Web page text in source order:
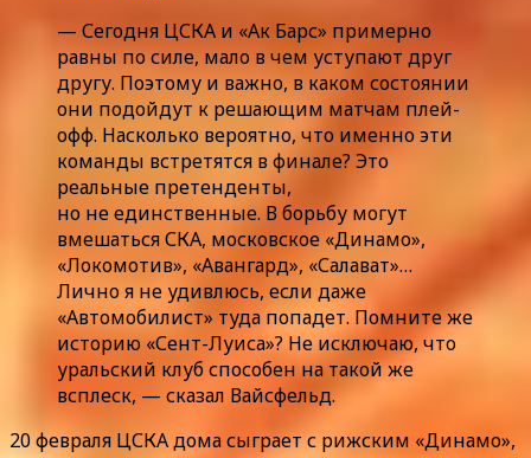
— Сегодня ЦСКА и «Ак Барс» примерно
равны по силе, мало в чем уступают друг
другу. Поэтому и важно, в каком состоянии
они подойдут к решающим матчам плей-
офф. Насколько вероятно, что именно эти
команды встретятся в финале? Это
реальные претенденты,
но не единственные. В борьбу могут
вмешаться СКА, московское «Динамо»,
«Локомотив», «Авангард», «Салават»…
Лично я не удивлюсь, если даже
«Автомобилист» туда попадет. Помните же
историю «Сент-Луиса»? Не исключаю, что
уральский клуб способен на такой же
всплеск, — сказал Вайсфельд.
20 февраля ЦСКА дома сыграет с рижским «Динамо»,